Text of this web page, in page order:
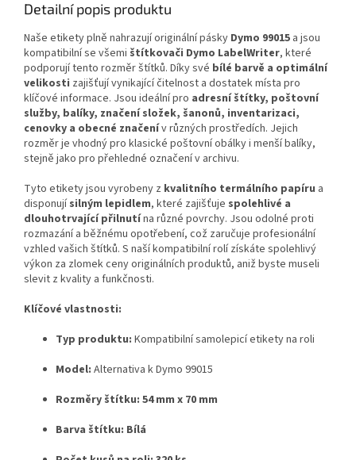
Detailní popis produktu
Naše etikety plně nahrazují originální pásky Dymo 99015 a jsou
kompatibilní se všemi štítkovači Dymo LabelWriter, které
podporují tento rozměr štítků. Díky své bílé barvě a optimální
velikosti zajišťují vynikající čitelnost a dostatek místa pro
klíčové informace. Jsou ideální pro adresní štítky, poštovní
služby, balíky, značení složek, šanonů, inventarizaci,
cenovky a obecné značenív různých prostředích. Jejich
rozměr je vhodný pro klasické poštovní obálky i menší balíky,
stejně jako pro přehledné označení v archivu.
Tyto etikety jsou vyrobeny z kvalitního termálního papíru a
disponujísilným lepidlem, které zajišťuje spolehlivé a
dlouhotrvající přilnutína různé povrchy. Jsou odolné proti
rozmazání a běžnému opotřebení, což zaručuje profesionální
vzhled vašich štítků. S naší kompatibilní rolí získáte spolehlivý
výkon za zlomek ceny originálních produktů, aniž byste museli
slevit z kvality a funkčnosti.
Klíčové vlastnosti:
Typ produktu: Kompatibilní samolepicí etikety na roli
Model: Alternativa k Dymo 99015
Rozměry štítku: 54 mm x 70 mm
Barva štítku: Bílá